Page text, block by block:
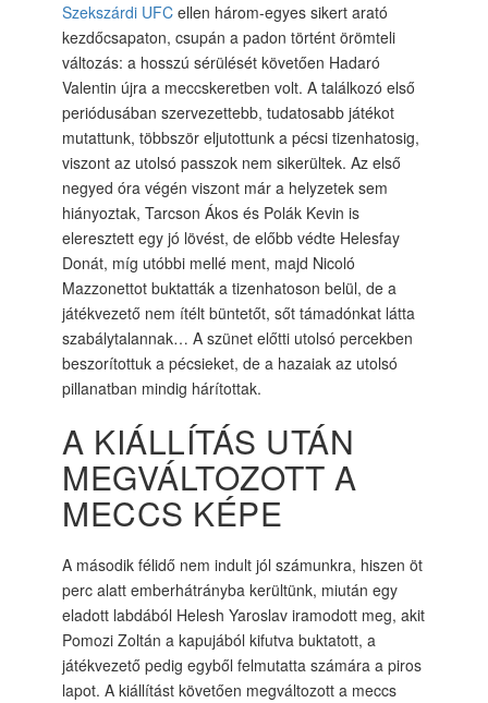
Szekszárdi UFC ellen három-egyes sikert arató
kezdőcsapaton, csupán a padon történt örömteli
változás: a hosszú sérülését követően Hadaró
Valentin újra a meccskeretben volt. A találkozó első
periódusában szervezettebb, tudatosabb játékot
mutattunk, többször eljutottunk a pécsi tizenhatosig,
viszont az utolsó passzok nem sikerültek. Az első
negyed óra végén viszont már a helyzetek sem
hiányoztak, Tarcson Ákos és Polák Kevin is
eleresztett egy jó lövést, de előbb védte Helesfay
Donát, míg utóbbi mellé ment, majd Nicoló
Mazzonettot buktatták a tizenhatoson belül, de a
játékvezető nem ítélt büntetőt, sőt támadónkat látta
szabálytalannak… A szünet előtti utolsó percekben
beszorítottuk a pécsieket, de a hazaiak az utolsó
pillanatban mindig hárítottak.
A KIÁLLÍTÁS UTÁN
MEGVÁLTOZOTT A
MECCS KÉPE
A második félidő nem indult jól számunkra, hiszen öt
perc alatt emberhátrányba kerültünk, miután egy
eladott labdából Helesh Yaroslav iramodott meg, akit
Pomozi Zoltán a kapujából kifutva buktatott, a
játékvezető pedig egyből felmutatta számára a piros
lapot. A kiállítást követően megváltozott a meccs